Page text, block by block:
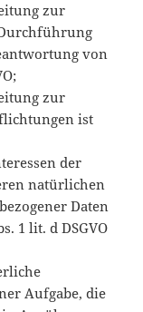
zur
von
zur
ist
der
natürlichen
Daten
1 lit. d DSGVO
Aufgabe, die